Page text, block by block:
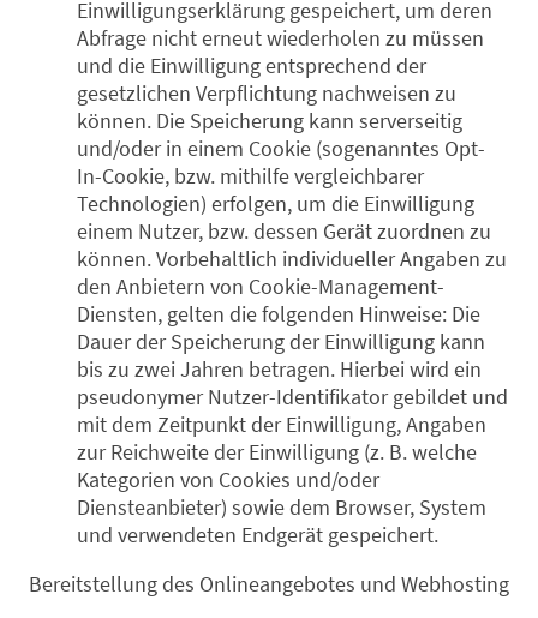
Einwilligungserklärung gespeichert, um deren
Abfrage nicht erneut wiederholen zu müssen
und die Einwilligung entsprechend der
gesetzlichen Verpflichtung nachweisen zu
können. Die Speicherung kann serverseitig
und/oder in einem Cookie (sogenanntes Opt-
In-Cookie, bzw. mithilfe vergleichbarer
Technologien) erfolgen, um die Einwilligung
einem Nutzer, bzw. dessen Gerät zuordnen zu
können. Vorbehaltlich individueller Angaben zu
den Anbietern von Cookie-Management-
Diensten, gelten die folgenden Hinweise: Die
Dauer der Speicherung der Einwilligung kann
bis zu zwei Jahren betragen. Hierbei wird ein
pseudonymer Nutzer-Identifikator gebildet und
mit dem Zeitpunkt der Einwilligung, Angaben
zur Reichweite der Einwilligung (z. B. welche
Kategorien von Cookies und/oder
Diensteanbieter) sowie dem Browser, System
und verwendeten Endgerät gespeichert.
Bereitstellung des Onlineangebotes und Webhosting